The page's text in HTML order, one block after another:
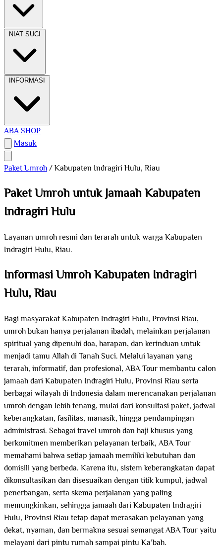
NIAT SUCI
INFORMASI
ABA SHOP
Masuk
Paket Umroh/Kabupaten Indragiri Hulu, Riau
Paket Umroh untuk Jamaah Kabupaten
Indragiri Hulu
Layanan umroh resmi dan terarah untuk warga Kabupaten
Indragiri Hulu, Riau.
Informasi Umroh Kabupaten Indragiri
Hulu, Riau
Bagi masyarakat Kabupaten Indragiri Hulu, Provinsi Riau,
umroh bukan hanya perjalanan ibadah, melainkan perjalanan
spiritual yang dipenuhi doa, harapan, dan kerinduan untuk
menjadi tamu Allah di Tanah Suci. Melalui layanan yang
terarah, informatif, dan profesional, ABA Tour membantu calon
jamaah dari Kabupaten Indragiri Hulu, Provinsi Riau serta
berbagai wilayah di Indonesia dalam merencanakan perjalanan
umroh dengan lebih tenang, mulai dari konsultasi paket, jadwal
keberangkatan, fasilitas, manasik, hingga pendampingan
administrasi. Sebagai travel umroh dan haji khusus yang
berkomitmen memberikan pelayanan terbaik, ABA Tour
memahami bahwa setiap jamaah memiliki kebutuhan dan
domisili yang berbeda. Karena itu, sistem keberangkatan dapat
dikonsultasikan dan disesuaikan dengan titik kumpul, jadwal
penerbangan, serta skema perjalanan yang paling
memungkinkan, sehingga jamaah dari Kabupaten Indragiri
Hulu, Provinsi Riau tetap dapat merasakan pelayanan yang
dekat, nyaman, dan bermakna sesuai semangat ABA Tour yaitu
melayani dari pintu rumah sampai pintu Ka’bah.